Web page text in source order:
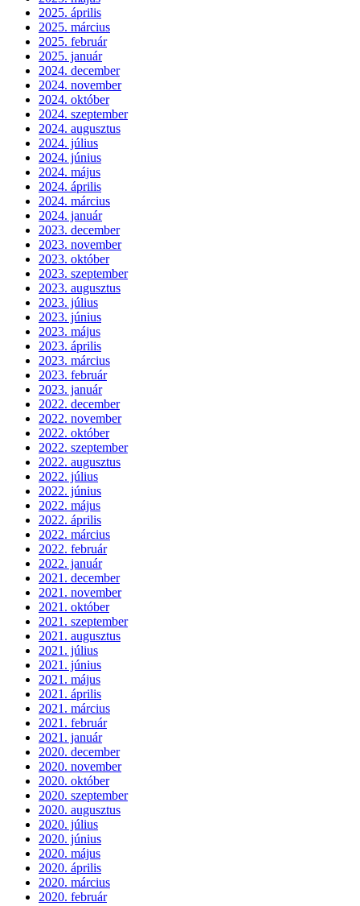
2025. április
2025. március
2025. február
2025. január
2024. december
2024. november
2024. október
2024. szeptember
2024. augusztus
2024. július
2024. június
2024. május
2024. április
2024. március
2024. január
2023. december
2023. november
2023. október
2023. szeptember
2023. augusztus
2023. július
2023. június
2023. május
2023. április
2023. március
2023. február
2023. január
2022. december
2022. november
2022. október
2022. szeptember
2022. augusztus
2022. július
2022. június
2022. május
2022. április
2022. március
2022. február
2022. január
2021. december
2021. november
2021. október
2021. szeptember
2021. augusztus
2021. július
2021. június
2021. május
2021. április
2021. március
2021. február
2021. január
2020. december
2020. november
2020. október
2020. szeptember
2020. augusztus
2020. július
2020. június
2020. május
2020. április
2020. március
2020. február